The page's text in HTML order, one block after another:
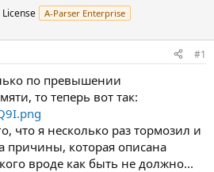
A-Parser Enterprise
#1
по превышении
то теперь вот так:
что я несколько раз тормозил и
причины, которая описана
вроде как быть не должно...